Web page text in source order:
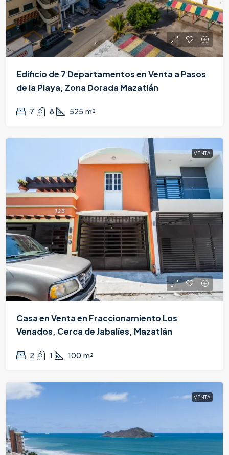
Edificio de 7 Departamentos en Venta a Pasos
de la Playa, Zona Dorada Mazatlán
7 8 525 m²
VENTA
Casa en Venta en Fraccionamiento Los
Venados, Cerca de Jabalíes, Mazatlán
2 1 100 m²
VENTA